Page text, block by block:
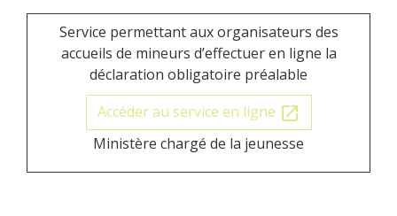
Service permettant aux organisateurs des
accueils de mineurs d’effectuer en ligne la
déclaration obligatoire préalable
Accéder au service en ligne open_in_new
Ministère chargé de la jeunesse